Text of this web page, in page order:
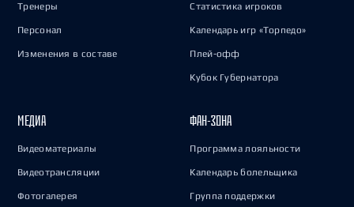
Тренеры
Персонал
Изменения в составе
Статистика игроков
Календарь игр «Торпедо»
Плей-офф
Кубок Губернатора
МЕДИА
Видеоматериалы
Видеотрансляции
Фотогалерея
ФАН-ЗОНА
Программа лояльности
Календарь болельщика
Группа поддержки